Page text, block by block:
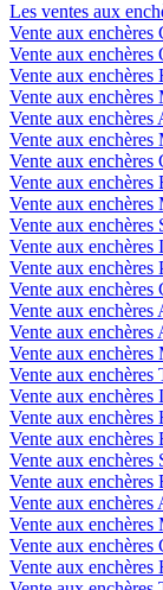
Les ventes aux
Vente aux
Vente aux enchères
Vente aux
Vente aux
Vente aux
Vente aux
Vente aux enchères
Vente aux enchères
Vente aux
Vente aux
Vente aux
Vente aux
Vente aux
Vente aux
Vente aux enchères
Vente aux
Vente aux enchères
Vente aux
Vente aux enchères
Vente aux enchères
Vente aux
Vente aux enchères
Vente aux enchères
Vente aux
Vente aux
Vente aux